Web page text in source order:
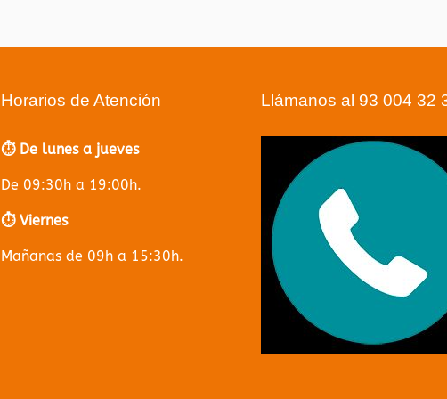
Horarios de Atención
⏱️ De lunes a jueves
De 09:30h a 19:00h.
⏱️ Viernes
Mañanas de 09h a 15:30h.
Llámanos al 93 004 32